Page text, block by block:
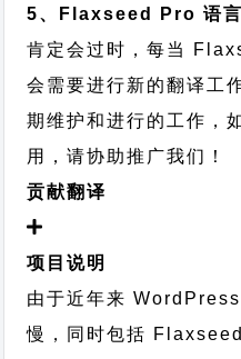
5、Flaxseed Pro 语言
肯定会过时，每当
会需要进行新的翻译工
期维护和进行的工作，
用，请协助推广我们！
贡献翻译
项目说明
由于近年来
慢，同时包括